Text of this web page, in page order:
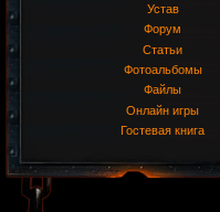
Устав
Форум
Статьи
Фотоальбомы
Файлы
Онлайн игры
Гостевая книга